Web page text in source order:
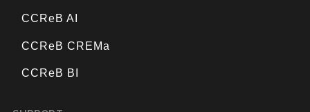
CCReB AI
CCReB CREMa
CCReB BI